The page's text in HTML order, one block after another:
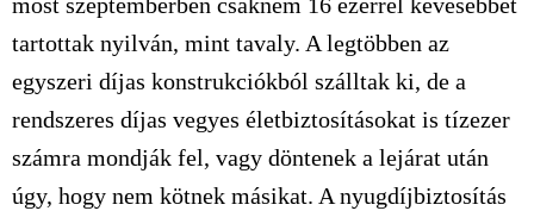
tartottak nyilván, mint tavaly. A legtöbben az
egyszeri díjas konstrukciókból szálltak ki, de a
rendszeres díjas vegyes életbiztosításokat is tízezer
számra mondják fel, vagy döntenek a lejárat után
úgy, hogy nem kötnek másikat. A nyugdíjbiztosítás